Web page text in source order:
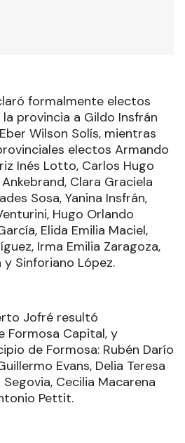
formalmente electos
provincia a Gildo Insfrán
Wilson Solís, mientras
electos Armando
Inés Lotto, Carlos Hugo
Clara Graciela
Sosa, Yanina Insfrán,
Hugo Orlando
Elida Emilia Maciel,
Irma Emilia Zaragoza,
Sinforiano López.
Jofré resultó
Formosa Capital, y
de Formosa: Rubén Darío
Evans, Delia Teresa
Cecilia Macarena
Pettit.